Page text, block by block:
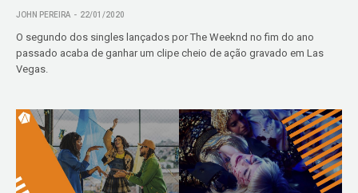
JOHN PEREIRA 22/01/2020
O segundo dos singles lançados por The Weeknd no fim do ano
passado acaba de ganhar um clipe cheio de ação gravado em Las
Vegas.